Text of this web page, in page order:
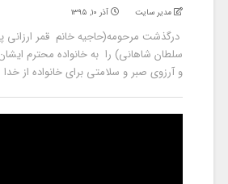
مدیر سایت آذر ۱۰, ۱۳۹۵
درگذشت مرحومه(حاجیه خانم قمر ارزانی
سلطان شاهانی) را به خانواده محترم
و آرزوی صبر و سلامتی برای خانواده از